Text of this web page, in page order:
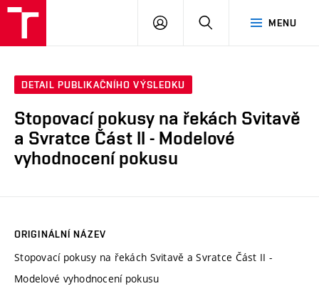
MENU
PŘIHLÁSIT
DETAIL PUBLIKAČNÍHO VÝSLEDKU
Stopovací pokusy na řekách Svitavě
a Svratce Část II - Modelové
vyhodnocení pokusu
ORIGINÁLNÍ NÁZEV
Stopovací pokusy na řekách Svitavě a Svratce Část II -
Modelové vyhodnocení pokusu